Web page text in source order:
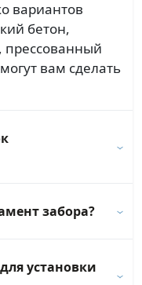
вариантов
бетон,
прессованный
вам сделать
забора?
установки